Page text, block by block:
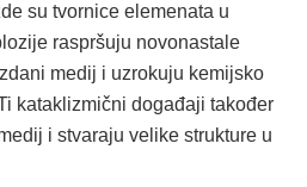
su tvornice elemenata u
raspršuju novonastale
medij i uzrokuju kemijsko
kataklizmični događaji također
i stvaraju velike strukture u